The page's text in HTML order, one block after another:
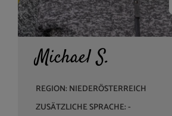
Michael S.
REGION: NIEDERÖSTERREICH
ZUSÄTZLICHE SPRACHE: -